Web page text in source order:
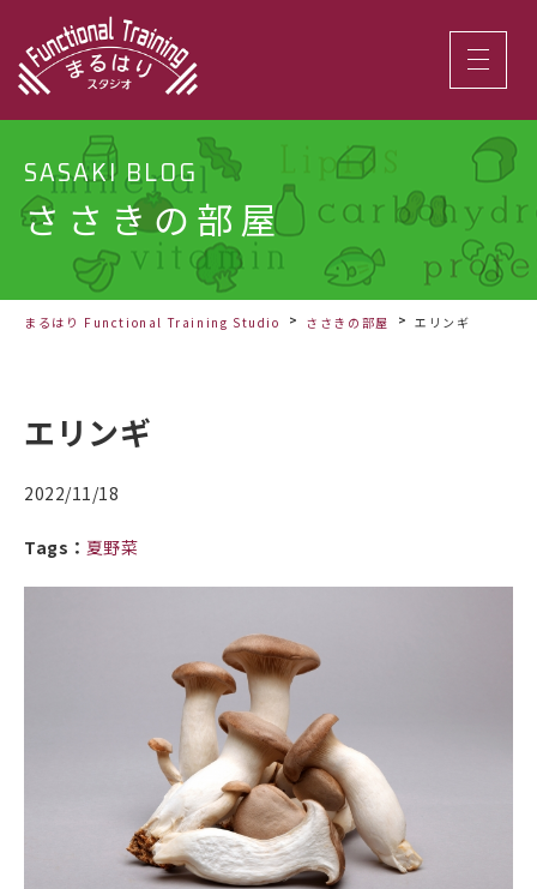
SASAKI BLOG
ささきの部屋
まるはり Functional Training Studio ささきの部屋 エリンギ
エリンギ
2022/11/18
Tags： 夏野菜